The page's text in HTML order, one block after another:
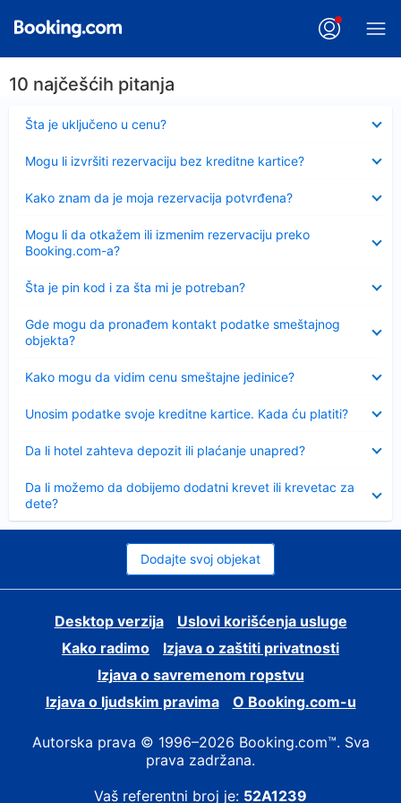
10 najčešćih pitanja
Šta je uključeno u cenu?
Sažeto
Mogu li izvršiti rezervaciju bez kreditne kartice?
Kako znam da je moja rezervacija potvrđena?
Mogu li da otkažem ili izmenim rezervaciju preko
Booking.com-a?
Šta je pin kod i za šta mi je potreban?
Sažeto
Gde mogu da pronađem kontakt podatke smeštajnog
objekta?
Kako mogu da vidim cenu smeštajne jedinice?
Unosim podatke svoje kreditne kartice. Kada ću platiti?
Da li hotel zahteva depozit ili plaćanje unapred?
Da li možemo da dobijemo dodatni krevet ili krevetac za
dete?
Dodajte svoj objekat
Desktop verzija
Uslovi korišćenja usluge
Kako radimo
Izjava o zaštiti privatnosti
Izjava o savremenom ropstvu
Izjava o ljudskim pravima
О Booking.com-u
Autorska prava © 1996–2026 Booking.com™. Sva
prava zadržana.
Vaš referentni broj je: 52A1239